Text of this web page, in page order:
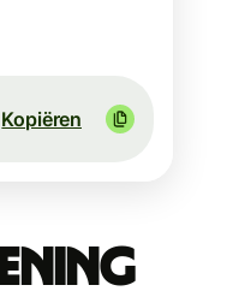
Kopiëren